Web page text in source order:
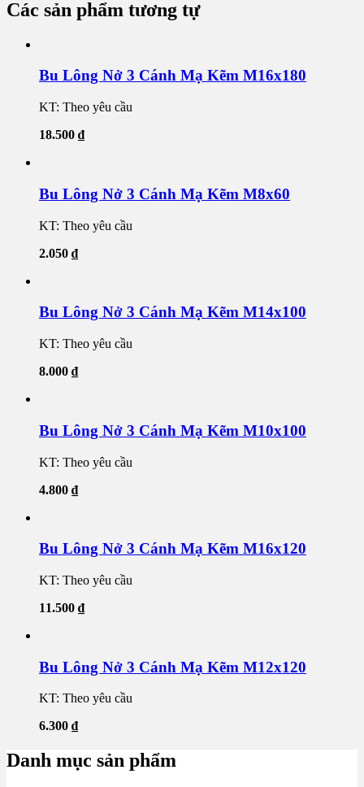
Các sản phẩm tương tự
Bu Lông Nở 3 Cánh Mạ Kẽm M16x180
KT: Theo yêu cầu
18.500 ₫
Bu Lông Nở 3 Cánh Mạ Kẽm M8x60
KT: Theo yêu cầu
2.050 ₫
Bu Lông Nở 3 Cánh Mạ Kẽm M14x100
KT: Theo yêu cầu
8.000 ₫
Bu Lông Nở 3 Cánh Mạ Kẽm M10x100
KT: Theo yêu cầu
4.800 ₫
Bu Lông Nở 3 Cánh Mạ Kẽm M16x120
KT: Theo yêu cầu
11.500 ₫
Bu Lông Nở 3 Cánh Mạ Kẽm M12x120
KT: Theo yêu cầu
6.300 ₫
Danh mục sản phẩm